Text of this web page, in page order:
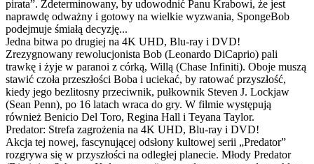
pirata”. Zdeterminowany, by udowodnić Panu Krabowi, że jest
naprawdę odważny i gotowy na wielkie wyzwania, SpongeBob
podejmuje śmiałą decyzję...
Jedna bitwa po drugiej na 4K UHD, Blu-ray i DVD!
Zrezygnowany rewolucjonista Bob (Leonardo DiCaprio) pali
trawkę i żyje w paranoi z córką, Willą (Chase Infiniti). Oboje muszą
stawić czoła przeszłości Boba i uciekać, by ratować przyszłość,
kiedy jego bezlitosny przeciwnik, pułkownik Steven J. Lockjaw
(Sean Penn), po 16 latach wraca do gry. W filmie występują
również Benicio Del Toro, Regina Hall i Teyana Taylor.
Predator: Strefa zagrożenia na 4K UHD, Blu-ray i DVD!
Akcja tej nowej, fascynującej odsłony kultowej serii „Predator”
rozgrywa się w przyszłości na odległej planecie. Młody Predator